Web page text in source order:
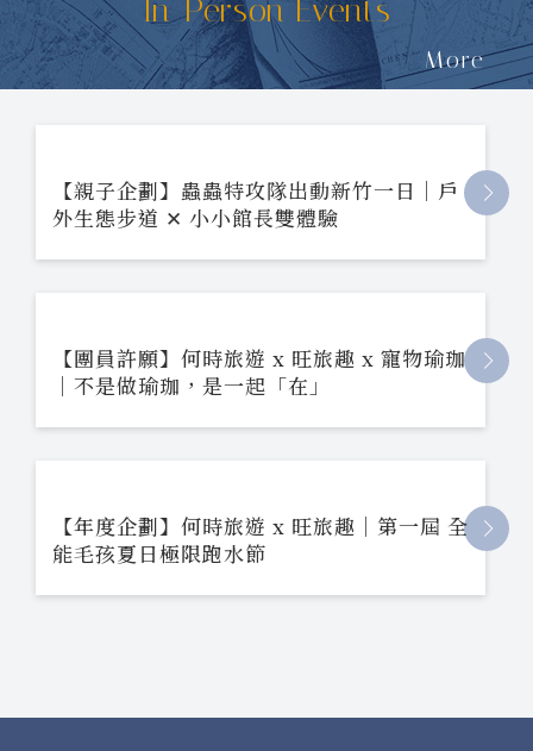
In-Person Events
More
【親子企劃】蟲蟲特攻隊出動新竹一日｜戶
外生態步道 ✕ 小小館長雙體驗
【團員許願】何時旅遊 x 旺旅趣 x 寵物瑜珈
｜不是做瑜珈，是一起「在」
【年度企劃】何時旅遊 x 旺旅趣｜第一屆 全
能毛孩夏日極限跑水節